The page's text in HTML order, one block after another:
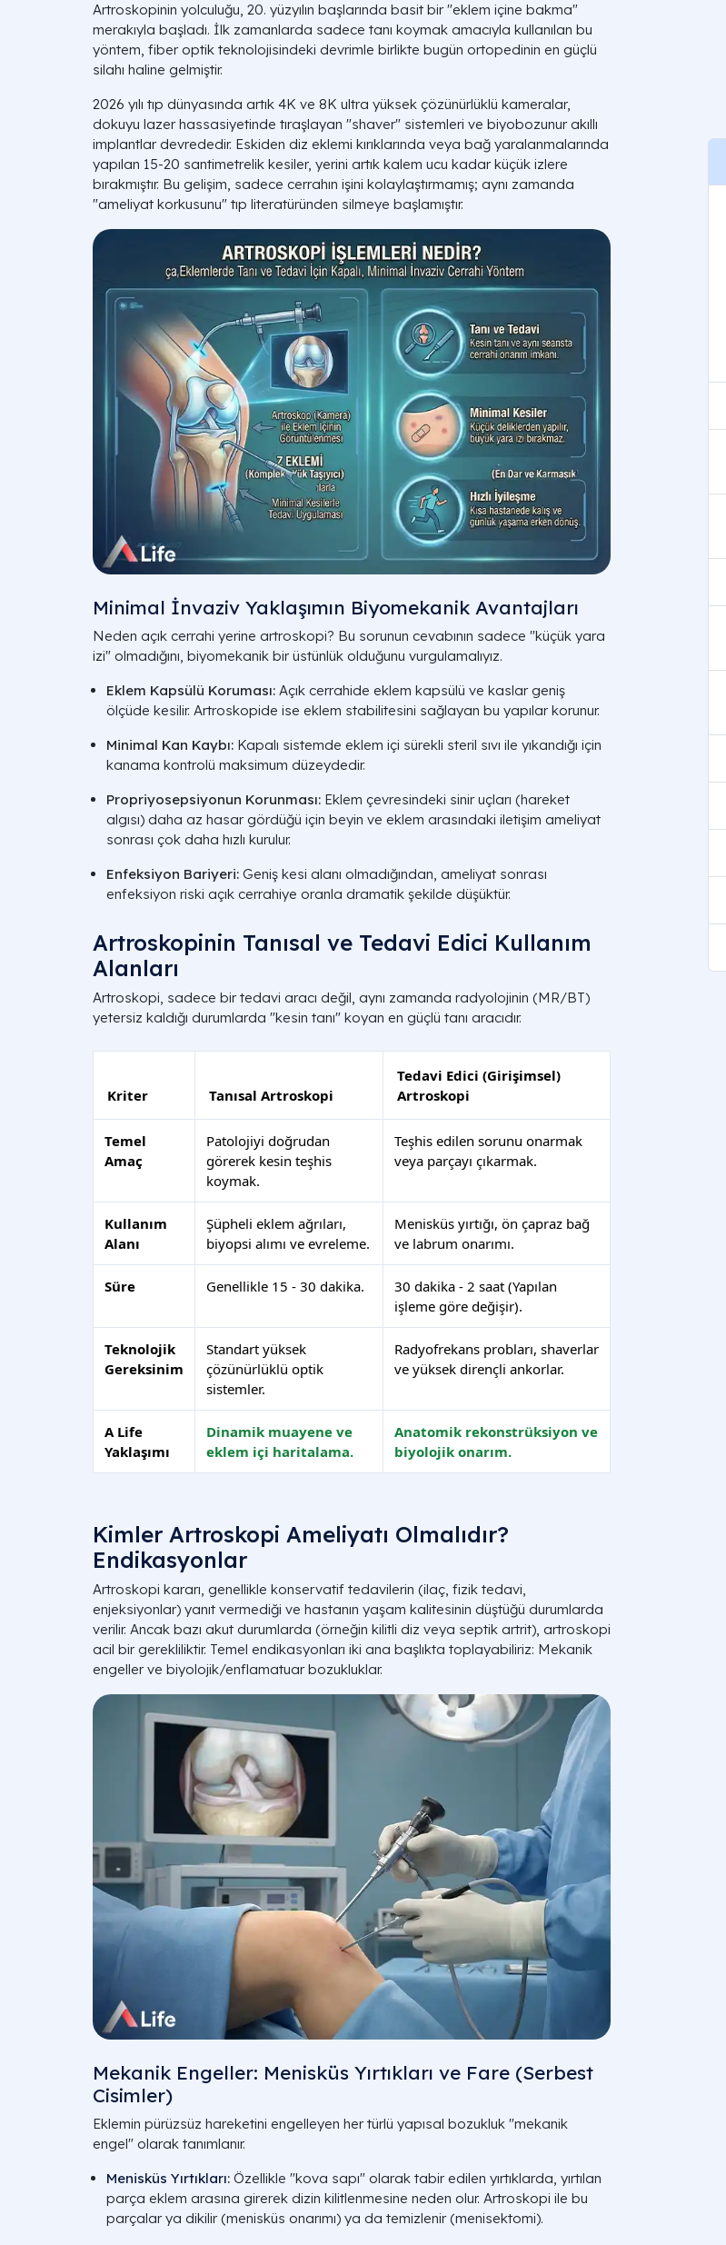
Artroskopinin yolculuğu, 20. yüzyılın başlarında basit bir "eklem içine bakma"
merakıyla başladı. İlk zamanlarda sadece tanı koymak amacıyla kullanılan bu
yöntem, fiber optik teknolojisindeki devrimle birlikte bugün ortopedinin en güçlü
silahı haline gelmiştir.
2026 yılı tıp dünyasında artık 4K ve 8K ultra yüksek çözünürlüklü kameralar,
dokuyu lazer hassasiyetinde tıraşlayan "shaver" sistemleri ve biyobozunur akıllı
implantlar devrededir. Eskiden diz eklemi kırıklarında veya bağ yaralanmalarında
yapılan 15-20 santimetrelik kesiler, yerini artık kalem ucu kadar küçük izlere
bırakmıştır. Bu gelişim, sadece cerrahın işini kolaylaştırmamış; aynı zamanda
"ameliyat korkusunu" tıp literatüründen silmeye başlamıştır.
Minimal İnvaziv Yaklaşımın Biyomekanik Avantajları
Neden açık cerrahi yerine artroskopi? Bu sorunun cevabının sadece "küçük yara
izi" olmadığını, biyomekanik bir üstünlük olduğunu vurgulamalıyız.
Eklem Kapsülü Koruması: Açık cerrahide eklem kapsülü ve kaslar geniş
ölçüde kesilir. Artroskopide ise eklem stabilitesini sağlayan bu yapılar korunur.
Minimal Kan Kaybı: Kapalı sistemde eklem içi sürekli steril sıvı ile yıkandığı için
kanama kontrolü maksimum düzeydedir.
Propriyosepsiyonun Korunması: Eklem çevresindeki sinir uçları (hareket
algısı) daha az hasar gördüğü için beyin ve eklem arasındaki iletişim ameliyat
sonrası çok daha hızlı kurulur.
Enfeksiyon Bariyeri: Geniş kesi alanı olmadığından, ameliyat sonrası
enfeksiyon riski açık cerrahiye oranla dramatik şekilde düşüktür.
Artroskopinin Tanısal ve Tedavi Edici Kullanım
Alanları
Artroskopi, sadece bir tedavi aracı değil, aynı zamanda radyolojinin (MR/BT)
yetersiz kaldığı durumlarda "kesin tanı" koyan en güçlü tanı aracıdır.
Kriter Tanısal Artroskopi
Tedavi Edici (Girişimsel)
Artroskopi
Temel
Amaç
Patolojiyi doğrudan
görerek kesin teşhis
koymak.
Teşhis edilen sorunu onarmak
veya parçayı çıkarmak.
Kullanım
Alanı
Şüpheli eklem ağrıları,
biyopsi alımı ve evreleme.
Menisküs yırtığı, ön çapraz bağ
ve labrum onarımı.
Süre Genellikle 15 - 30 dakika.
30 dakika - 2 saat (Yapılan
işleme göre değişir).
Teknolojik
Gereksinim
Standart yüksek
çözünürlüklü optik
sistemler.
Radyofrekans probları, shaverlar
ve yüksek dirençli ankorlar.
A Life
Yaklaşımı
Dinamik muayene ve
eklem içi haritalama.
Anatomik rekonstrüksiyon ve
biyolojik onarım.
Kimler Artroskopi Ameliyatı Olmalıdır?
Endikasyonlar
Artroskopi kararı, genellikle konservatif tedavilerin (ilaç, fizik tedavi,
enjeksiyonlar) yanıt vermediği ve hastanın yaşam kalitesinin düştüğü durumlarda
verilir. Ancak bazı akut durumlarda (örneğin kilitli diz veya septik artrit), artroskopi
acil bir gerekliliktir. Temel endikasyonları iki ana başlıkta toplayabiliriz: Mekanik
engeller ve biyolojik/enflamatuar bozukluklar.
Mekanik Engeller: Menisküs Yırtıkları ve Fare (Serbest
Cisimler)
Eklemin pürüzsüz hareketini engelleyen her türlü yapısal bozukluk "mekanik
engel" olarak tanımlanır.
Menisküs Yırtıkları: Özellikle "kova sapı" olarak tabir edilen yırtıklarda, yırtılan
parça eklem arasına girerek dizin kilitlenmesine neden olur. Artroskopi ile bu
parçalar ya dikilir (menisküs onarımı) ya da temizlenir (menisektomi).